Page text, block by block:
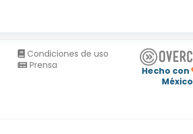
Condiciones de uso
Prensa
Hecho con
México